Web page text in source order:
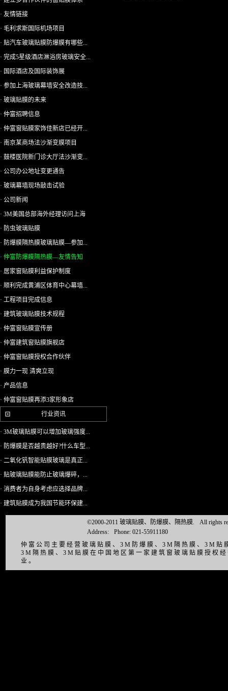
· 友情链接
· 毛利求斯国际机场项目
· 贴汽车玻璃贴膜防爆膜有哪些...
· 完成5星级酒店淋浴房玻璃安全...
· 国际酒店及国际装饰展
· 参加上海玻璃幕墙安全改造技...
· 玻璃贴膜的未来
· 仲富招聘信息
· 仲富窗贴膜家饰佳新店已经开...
· 南京某商场法沙渐变膜项目
· 鼓楼医院新门诊大厅法沙渐变...
· 公司办公地址变更通告
· 玻璃幕墙现场敲击试验
· 公司新闻
· 3M美国总部海外经理访问上海
· 防虫玻璃贴膜
· 防爆膜隔热膜玻璃贴膜—参加...
· 仲富防爆膜隔热膜—友情告知
· 居家窗贴膜利益保护制度
· 顺利完成黄浦区体育中心幕墙...
· 工程项目完成信息
· 建筑玻璃贴膜技术规程
· 仲富窗贴膜宣传册
· 仲富建筑窗贴膜旗舰店
· 仲富窗贴膜授权合作伙伴
· 膜力一现 清爽立现
· 产品信息
· 仲富窗贴膜再添3家形象店
行业资讯
· 3M玻璃贴膜可以增加玻璃强度...
· 防爆膜是否越贵越好?什么车型...
· 二氧化钒智能贴膜玻璃是真正...
· 贴玻璃贴膜能防止玻璃爆碎，...
· 消费者为自身考虑应选择品牌...
· 建筑贴膜成为我国节能环保建...
©2000-2011 玻璃贴膜、防爆膜、隔热膜.
All rights
Address:
Phone: 021-55911180
仲富公司主要经营玻璃贴膜、3M防爆膜、3M隔热膜、3M
3M隔热膜、3M贴膜在中国地区第一家建筑窗玻璃贴膜授权
业。